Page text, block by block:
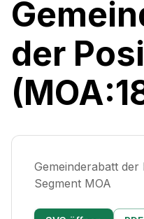
der
Gemeinderabatt der
Segment MOA